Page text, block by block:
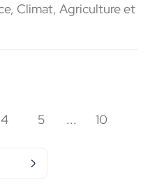
Climat, Agriculture et
4 5 ... 10